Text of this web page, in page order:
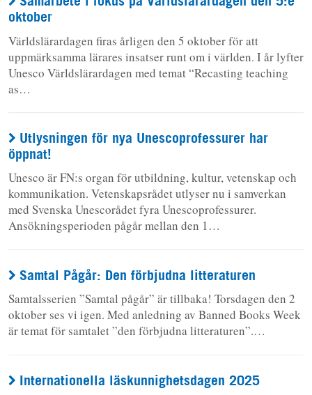
oktober
Världslärardagen firas årligen den 5 oktober för att
uppmärksamma lärares insatser runt om i världen. I år lyfter
Unesco Världslärardagen med temat “Recasting teaching
as…
Utlysningen för nya Unescoprofessurer har
öppnat!
Unesco är FN:s organ för utbildning, kultur, vetenskap och
kommunikation. Vetenskapsrådet utlyser nu i samverkan
med Svenska Unescorådet fyra Unescoprofessurer.
Ansökningsperioden pågår mellan den 1…
Samtal Pågår: Den förbjudna litteraturen
Samtalsserien ”Samtal pågår” är tillbaka! Torsdagen den 2
oktober ses vi igen. Med anledning av Banned Books Week
är temat för samtalet ”den förbjudna litteraturen”.…
Internationella läskunnighetsdagen 2025